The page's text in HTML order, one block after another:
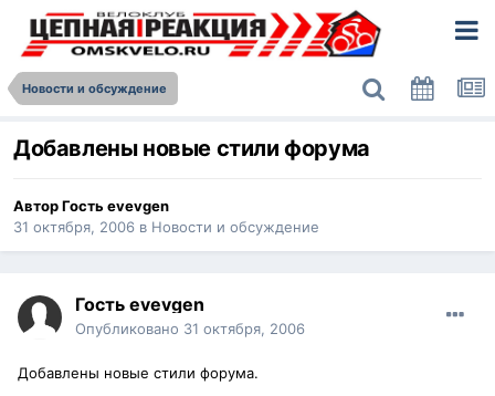
Новости и обсуждение
Добавлены новые стили форума
Автор Гость evevgen
31 октября, 2006 в Новости и обсуждение
Гость evevgen
Опубликовано 31 октября, 2006
Добавлены новые стили форума.